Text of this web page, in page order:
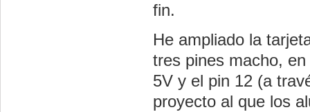
fin.
He ampliado la
tres pines macho,
5V y el pin 12 (a
proyecto al que los